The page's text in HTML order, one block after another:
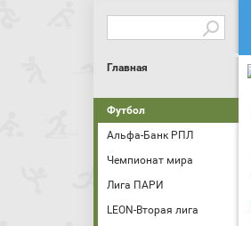
Главная
Футбол
Альфа-Банк РПЛ
Чемпионат мира
Лига ПАРИ
LEON-Вторая лига